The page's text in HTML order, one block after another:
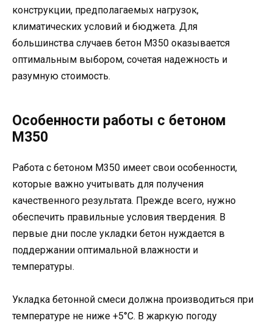
конструкции, предполагаемых нагрузок,
климатических условий и бюджета. Для
большинства случаев бетон М350 оказывается
оптимальным выбором, сочетая надежность и
разумную стоимость.
Особенности работы с бетоном
М350
Работа с бетоном М350 имеет свои особенности,
которые важно учитывать для получения
качественного результата. Прежде всего, нужно
обеспечить правильные условия твердения. В
первые дни после укладки бетон нуждается в
поддержании оптимальной влажности и
температуры.
Укладка бетонной смеси должна производиться при
температуре не ниже +5°C. В жаркую погоду